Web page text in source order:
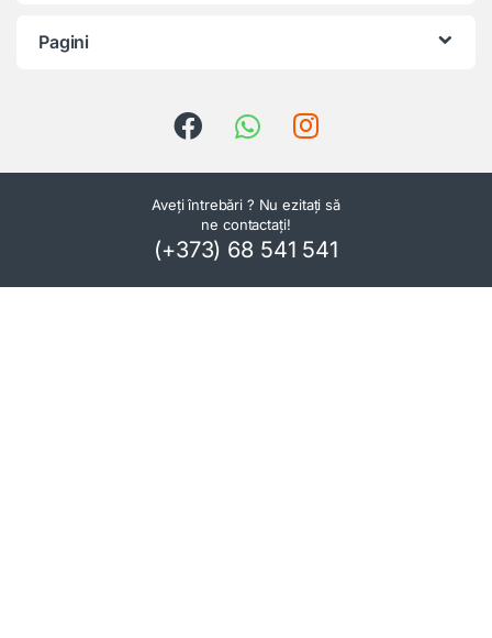
Pagini
Aveți întrebări ? Nu ezitați să
ne contactați!
(+373) 68 541 541